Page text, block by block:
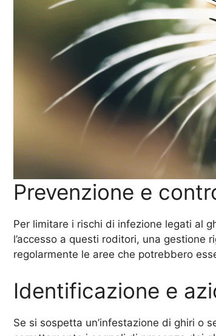
Prevenzione e
Per limitare i rischi di infezione legati al
l’accesso a questi roditori, una gestione
regolarmente le aree che potrebbero
Identificazione e
Se si sospetta un’infestazione di ghiri o